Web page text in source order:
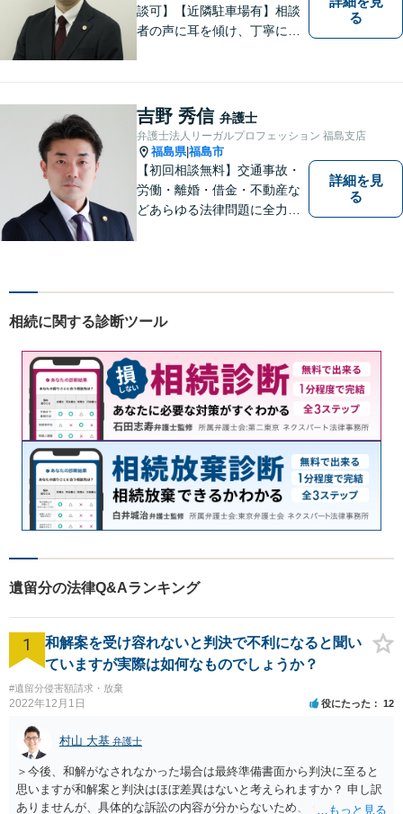
談可】【近隣駐車場有】相談
者の声に耳を傾け、丁寧にわ
った」と思っていただけるよ
うに全力を尽くしていきま
す。
る
吉野 秀信 弁護士
弁護士法人リーガルプロフェッション 福島支店
福島県|福島市
【初回相談無料】交通事故・
労働・離婚・借金・不動産な
どあらゆる法律問題に全力を
す。お困りの方はまずはご相
詳細を見
る
相続に関する診断ツール
遺留分の法律Q&Aランキング
1
和解案を受け容れないと判決で不利になると聞い
ていますが実際は如何なものでしょうか？
#遺留分侵害額請求・放棄
2022年12月1日 役にたった 12
村山 大基 弁護士
＞今後、和解がなされなかった場合は最終準備書面から判決に至ると
思いますが和解案と判決はほぼ差異はないと考えられますか？ 申し訳
ありませんが、具体的な訴訟の内容が分からないため、 何とも回答が